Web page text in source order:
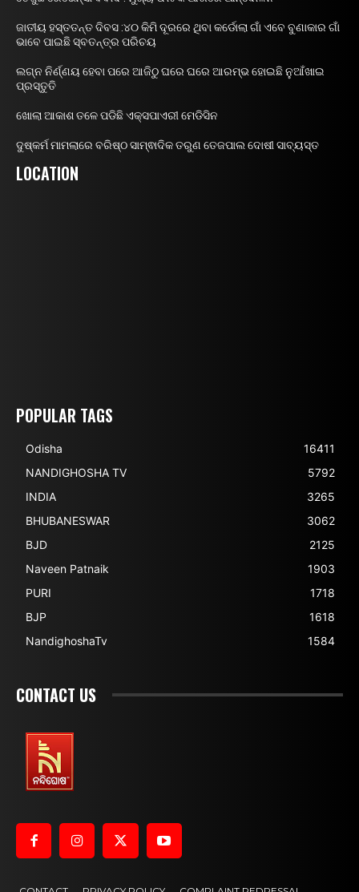
ଜାତୀୟ ହସ୍ତତନ୍ତ ଦିବସ :୪୦ କିମି ଦୂରରେ ଥିବା କର୍ଡୋଲା ଗାଁ ଏବେ ବୁଣାକାର ଗାଁ
ଭାବେ ପାଇଛି ସ୍ବତନ୍ତ୍ର ପରିଚୟ
ଲଗ୍ନ ନିର୍ଣ୍ଣୟ ହେବା ପରେ ଆଜିଠୁ ଘରେ ଘରେ ଆରମ୍ଭ ହୋଇଛି ନୁଆଁଖାଇ
ପ୍ରସ୍ତୁତି
ଖୋଲା ଆକାଶ ତଳେ ପଡିଛି ଏକ୍ସପାଏରୀ ମେଡିସିନ
ଦୁଷ୍କର୍ମ ମାମଲାରେ ବରିଷ୍ଠ ସାମ୍ଵାଦିକ ତରୁଣ ତେଜପାଲ ଦୋଷୀ ସାବ୍ୟସ୍ତ
LOCATION
POPULAR TAGS
Odisha
16411
NANDIGHOSHA TV
5792
INDIA
3265
BHUBANESWAR
3062
BJD
2125
Naveen Patnaik
1903
PURI
1718
BJP
1618
NandighoshaTv
1584
CONTACT US